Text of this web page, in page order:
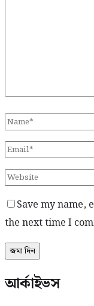
Save my name,
the next time I
আর্কাইভস